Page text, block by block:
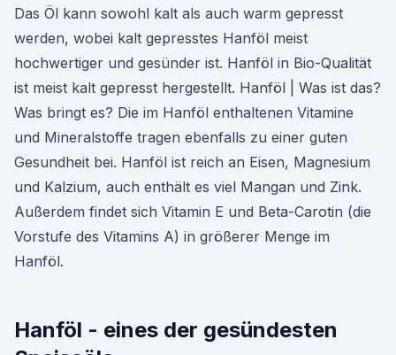
Das Öl kann sowohl kalt als auch warm gepresst
werden, wobei kalt gepresstes Hanföl meist
hochwertiger und gesünder ist. Hanföl in Bio-Qualität
ist meist kalt gepresst hergestellt. Hanföl | Was ist das?
Was bringt es? Die im Hanföl enthaltenen Vitamine
und Mineralstoffe tragen ebenfalls zu einer guten
Gesundheit bei. Hanföl ist reich an Eisen, Magnesium
und Kalzium, auch enthält es viel Mangan und Zink.
Außerdem findet sich Vitamin E und Beta-Carotin (die
Vorstufe des Vitamins A) in größerer Menge im
Hanföl.
Hanföl - eines der gesündesten